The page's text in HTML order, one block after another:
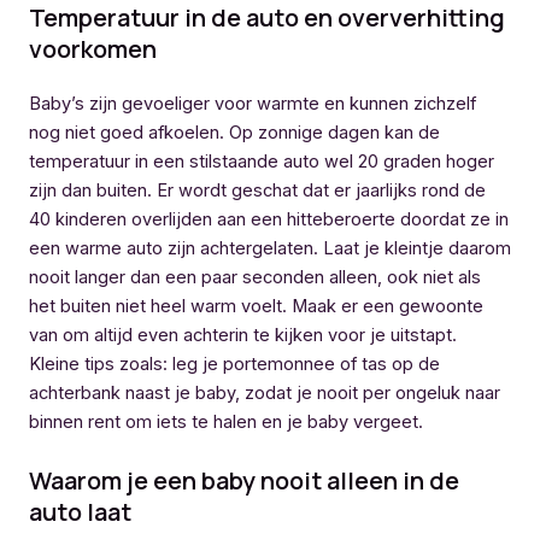
Temperatuur in de auto en oververhitting
voorkomen
Baby’s zijn gevoeliger voor warmte en kunnen zichzelf
nog niet goed afkoelen. Op zonnige dagen kan de
temperatuur in een stilstaande auto wel 20 graden hoger
zijn dan buiten. Er wordt geschat dat er jaarlijks rond de
40 kinderen overlijden aan een hitteberoerte doordat ze in
een warme auto zijn achtergelaten. Laat je kleintje daarom
nooit langer dan een paar seconden alleen, ook niet als
het buiten niet heel warm voelt. Maak er een gewoonte
van om altijd even achterin te kijken voor je uitstapt.
Kleine tips zoals: leg je portemonnee of tas op de
achterbank naast je baby, zodat je nooit per ongeluk naar
binnen rent om iets te halen en je baby vergeet.
Waarom je een baby nooit alleen in de
auto laat